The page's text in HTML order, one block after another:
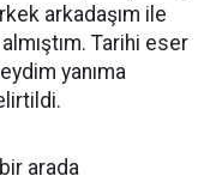
arkadaşım ile
Tarihi eser
yanıma
arada